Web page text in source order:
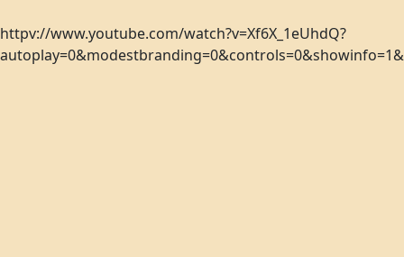
httpv://www.youtube.com/watch?v=Xf6X_1eUhdQ?